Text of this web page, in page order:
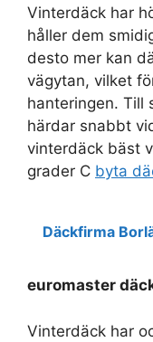
Vinterdäck har
håller dem
desto mer kan
vägytan, vilket
hanteringen. Till
härdar snabbt
vinterdäck bäst
grader C byta
Däckfirma
euromaster
Vinterdäck har